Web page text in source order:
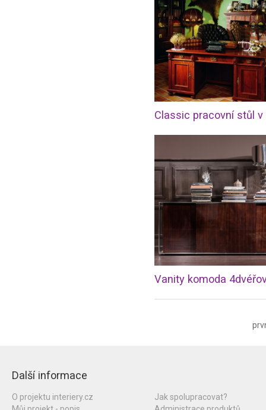
Vanity komoda
Další informace
O projektu interiery.cz
Jak spolupracovat?